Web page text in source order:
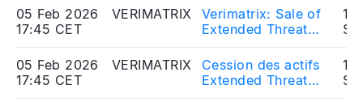
l’occasion de la
publication du
05 Feb 2026
17:45 CET
VERIMATRIX
Verimatrix: Sale of
Extended Threat
(Mobile Application
Protection) to
05 Feb 2026
17:45 CET
VERIMATRIX
Cession des actifs
Extended Threat